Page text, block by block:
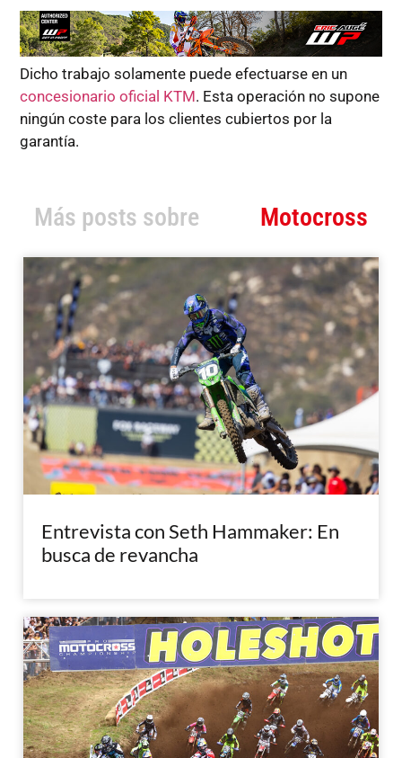
Dicho trabajo solamente puede efectuarse en un
concesionario oficial KTM. Esta operación no supone
ningún coste para los clientes cubiertos por la
garantía.
Más posts sobre Motocross
Entrevista con Seth Hammaker: En
busca de revancha